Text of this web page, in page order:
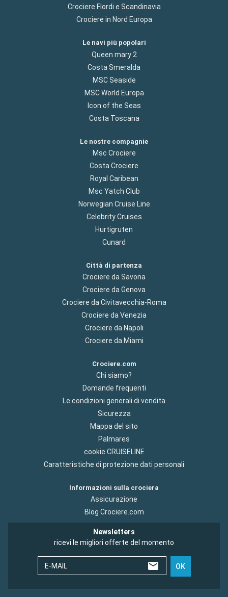
Crociere Flordi e Scandinavia
Crociere in Nord Europa
Le navi più popolari
Queen mary 2
Costa Smeralda
MSC Seaside
MSC World Europa
Icon of the Seas
Costa Toscana
Le nostre compagnie
Msc Crociere
Costa Crociere
Royal Caribean
Msc Yatch Club
Norwegian Cruise Line
Celebrity Cruises
Hurtigruten
Cunard
Città di partenza
Crociere da Savona
Crociere da Genova
Crociere da Civitavecchia-Roma
Crociere da Venezia
Crociere da Napoli
Crociere da Miami
Crociere.com
Chi siamo?
Domande frequenti
Le condizioni generali di vendita
Sicurezza
Mappa del sito
Palmares
cookie CRUISELINE
Caratteristiche di protezione dati personali
Informazioni sulla crociera
Assicurazione
Blog Crociere.com
Newsletters
ricevi le migliori offerte del momento
E-MAIL OK